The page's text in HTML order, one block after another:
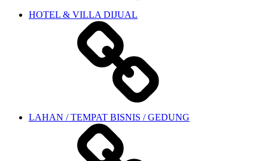
HOTEL & VILLA DIJUAL
LAHAN / TEMPAT BISNIS / GEDUNG